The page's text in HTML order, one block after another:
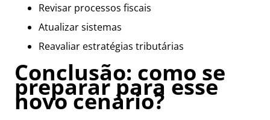
Revisar processos fiscais
Atualizar sistemas
Reavaliar estratégias tributárias
Conclusão: como se
preparar para esse
novo cenário?